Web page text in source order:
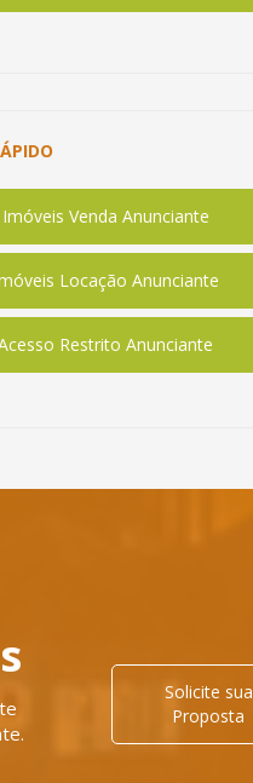
Imóveis Venda Anunciante
Locação Anunciante
Restrito Anunciante
Solicite sua
Proposta